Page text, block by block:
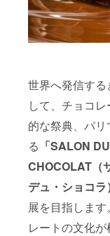
世界へ発信する
して、チョコ
的な祭典、パ
る 「SALON DU
CHOCOLAT（
デュ・ショコラ
展を目指します
レートの文化